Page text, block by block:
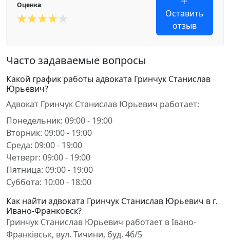
Оценка
Оставить
отзыв
Часто задаваемые вопросы
Какой график работы адвоката Гринчук Станислав
Юрьевич?
Адвокат Гринчук Станислав Юрьевич работает:
Понедельник: 09:00 - 19:00
Вторник: 09:00 - 19:00
Среда: 09:00 - 19:00
Четверг: 09:00 - 19:00
Пятница: 09:00 - 19:00
Суббота: 10:00 - 18:00
Как найти адвоката Гринчук Станислав Юрьевич в г.
Ивано-Франковск?
Гринчук Станислав Юрьевич работает в Івано-
Франківськ, вул. Тичини, буд. 46/5